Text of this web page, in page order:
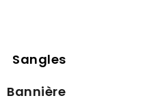
Sangles
Bannière